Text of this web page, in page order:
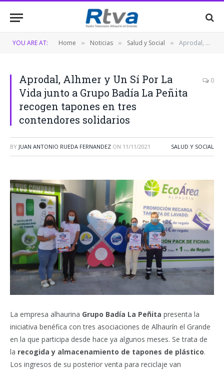
YOU ARE AT: Home » Noticias » Salud y Social » Aprodal, Alhmer y Un Sí Por La Vida junto a Grupo Badía La Peñita recogen tapones en tres contendores solidarios
Aprodal, Alhmer y Un Sí Por La
Vida junto a Grupo Badía La Peñita
recogen tapones en tres
contendores solidarios
0
BY JUAN ANTONIO RUEDA FERNANDEZ ON 11/11/2021 SALUD Y SOCIAL
La empresa alhaurina Grupo Badía La Peñita presenta la
iniciativa benéfica con tres asociaciones de Alhaurín el Grande
en la que participa desde hace ya algunos meses. Se trata de
la recogida y almacenamiento de tapones de plástico.
Los ingresos de su posterior venta para reciclaje van